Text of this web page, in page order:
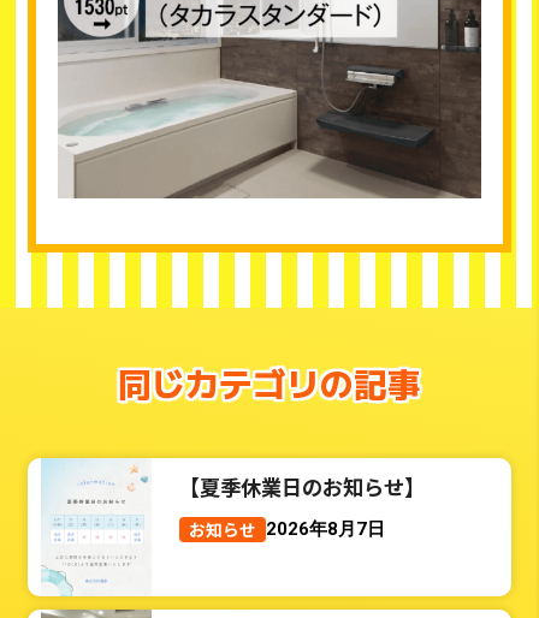
同じカテゴリの記事
【夏季休業日のお知らせ】
お知らせ 2026年8月7日